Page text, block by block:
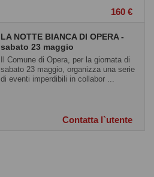
160 €
LA NOTTE BIANCA DI OPERA -
sabato 23 maggio
Il Comune di Opera, per la giornata di
sabato 23 maggio, organizza una serie
di eventi imperdibili in collabor ...
Contatta l`utente